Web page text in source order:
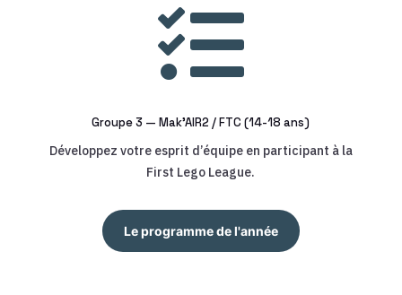

Groupe 3 — Mak’AIR2 / FTC (14-18 ans)
Développez votre esprit d’équipe en participant à la
First Lego League.
Le programme de l'année